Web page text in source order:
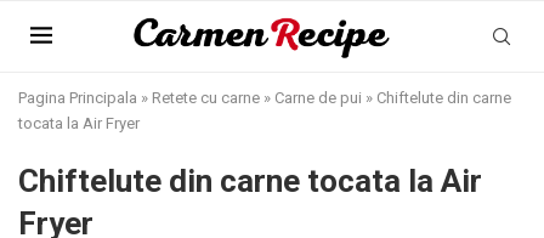
Pagina Principala » Retete cu carne » Carne de pui » Chiftelute din carne
tocata la Air Fryer
Chiftelute din carne tocata la Air
Fryer